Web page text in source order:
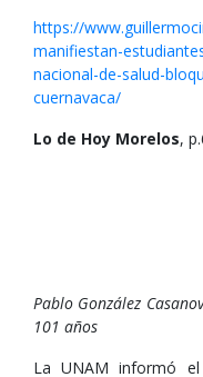
https://
manifiestan-
nacional-de-salud-
cuernavaca/
Lo de Hoy Morelos,
Pablo González
101 años
La UNAM informó